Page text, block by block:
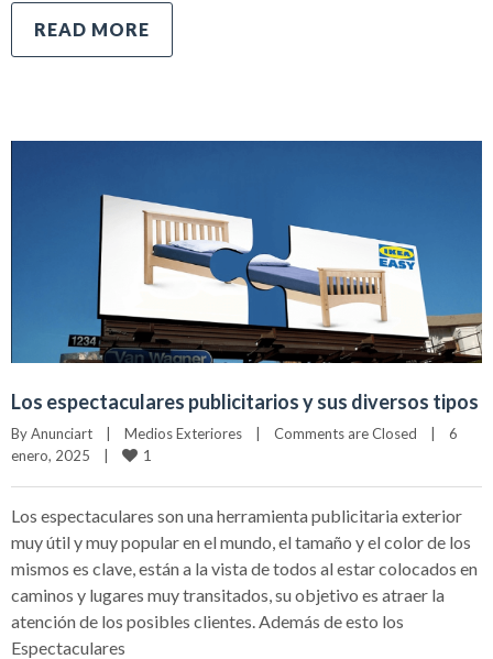
READ MORE
Los espectaculares publicitarios y sus diversos tipos
By Anunciart Medios Exteriores Comments are Closed
6
enero, 2025
1
Los espectaculares son una herramienta publicitaria exterior
muy útil y muy popular en el mundo, el tamaño y el color de los
mismos es clave, están a la vista de todos al estar colocados en
caminos y lugares muy transitados, su objetivo es atraer la
atención de los posibles clientes. Además de esto los
Espectaculares